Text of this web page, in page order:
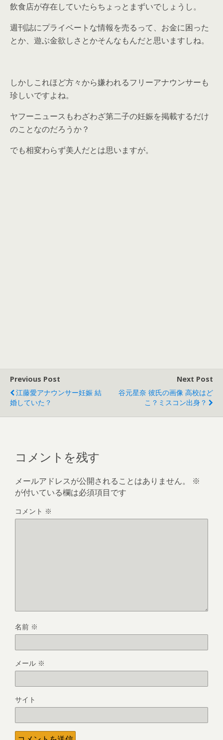
飲食店が存在していたらちょっとまずいでしょうし。
週刊誌にプライベートな情報を売るって、お金に困った
とか、遊ぶ金欲しさとかそんなもんだと思いますしね。
しかしこれほど方々から嫌われるフリーアナウンサーも
珍しいですよね。
ヤフーニュースもわざわざ第二子の妊娠を掲載するだけ
のことなのだろうか？
でも相変わらず美人だとは思いますが。
Previous Post
江藤愛アナウンサー妊娠 結
婚していた？
Next Post
谷元星奈 彼氏の画像 高校はど
こ？ミスコン出身？
コメントを残す
メールアドレスが公開されることはありません。
※
が付いている欄は必須項目です
コメント ※
名前 ※
メール ※
サイト